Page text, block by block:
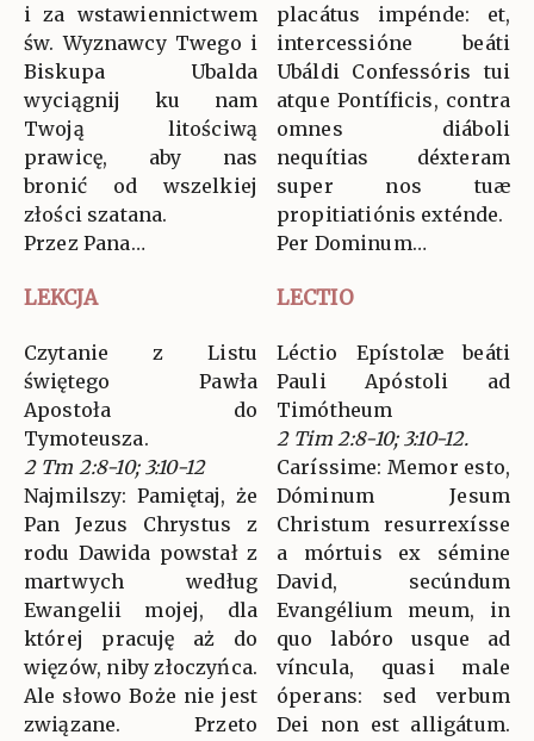
i za wstawiennictwem
św. Wyznawcy Twego i
Biskupa Ubalda
wyciągnij ku nam
Twoją litościwą
prawicę, aby nas
bronić od wszelkiej
złości szatana.
Przez Pana…
placátus impénde: et,
intercessióne beáti
Ubáldi Confessóris tui
atque Pontíficis, contra
omnes diáboli
nequítias déxteram
super nos tuæ
propitiatiónis exténde.
Per Dominum…
LEKCJA LECTIO
Czytanie z Listu
świętego Pawła
Apostoła do
Tymoteusza.
2 Tm 2:8-10; 3:10-12
Najmilszy: Pamiętaj, że
Pan Jezus Chrystus z
rodu Dawida powstał z
martwych według
Ewangelii mojej, dla
której pracuję aż do
więzów, niby złoczyńca.
Ale słowo Boże nie jest
związane. Przeto
Léctio Epístolæ beáti
Pauli Apóstoli ad
Timótheum
2 Tim 2:8-10; 3:10-12.
Caríssime: Memor esto,
Dóminum Jesum
Christum resurrexísse
a mórtuis ex sémine
David, secúndum
Evangélium meum, in
quo labóro usque ad
víncula, quasi male
óperans: sed verbum
Dei non est alligátum.